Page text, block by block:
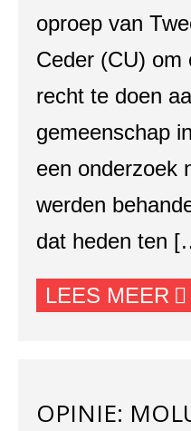
oproep van
Ceder (CU) om
recht te doen
gemeenschap
een onderzoek
werden
dat heden ten
LEES MEER
OPINIE: